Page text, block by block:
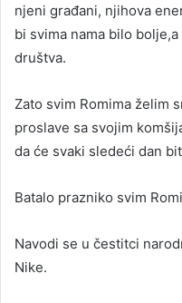
njeni građani, njihova
bi svima nama bilo
društva.
Zato svim Romima želim
proslave sa svojim
da će svaki sledeći dan
Batalo prazniko svim
Navodi se u čestitci
Nike.